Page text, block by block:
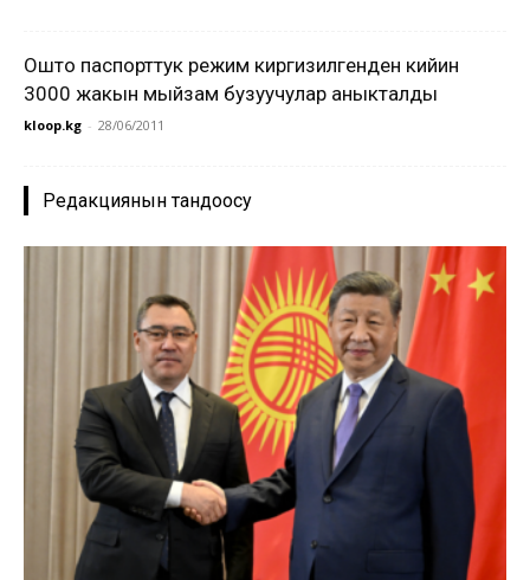
Ошто паспорттук режим киргизилгенден кийин
3000 жакын мыйзам бузуучулар аныкталды
kloop.kg - 28/06/2011
Редакциянын тандоосу